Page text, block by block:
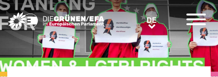
Greens/EFA Home DEDE